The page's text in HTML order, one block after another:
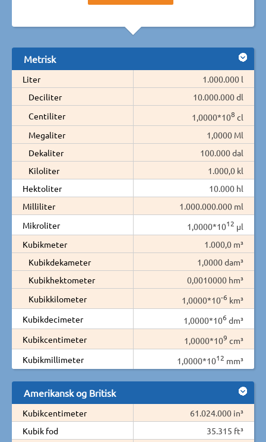
Metrisk
Liter
1.000.000 l
Deciliter
10.000.000 dl
Centiliter
1,0000*108 cl
Megaliter
1,0000 Ml
Dekaliter
100.000 dal
Kiloliter
1.000,0 kl
Hektoliter
10.000 hl
Milliliter
1.000.000.000 ml
Mikroliter
1,0000*1012 µl
Kubikmeter
1.000,0 m³
Kubikdekameter
1,0000 dam³
Kubikhektometer
0,0010000 hm³
Kubikkilometer
1,0000*10-6 km³
Kubikdecimeter
1,0000*106 dm³
Kubikcentimeter
1,0000*109 cm³
Kubikmillimeter
1,0000*1012 mm³
Amerikansk og Britisk
Kubikcentimeter
61.024.000 in³
Kubik fod
35.315 ft³